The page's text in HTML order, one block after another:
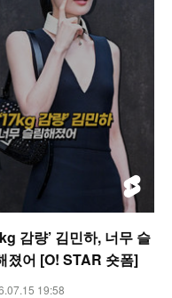
감량’ 김민하, 너무 슬
졌어 [O! STAR 숏폼]
19:58